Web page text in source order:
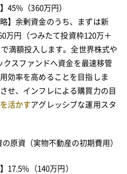
45%（360万円）
】余剰資金のうち、まずは新
万円（つみたて投資枠120万＋
満額投入します。全世界株式や
クスファンドへ資金を最速移管
効率を高めることを目指しま
せ、インフレによる購買力の目
活かすアグレッシブな運用スタ
原資（実物不動産の初期費用）
17.5%（140万円）